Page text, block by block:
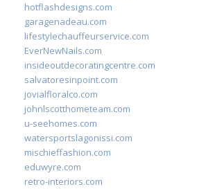
hotflashdesigns.com
garagenadeau.com
lifestylechauffeurservice.com
EverNewNails.com
insideoutdecoratingcentre.com
salvatoresinpoint.com
jovialfloralco.com
johnlscotthometeam.com
u-seehomes.com
watersportslagonissi.com
mischieffashion.com
eduwyre.com
retro-interiors.com